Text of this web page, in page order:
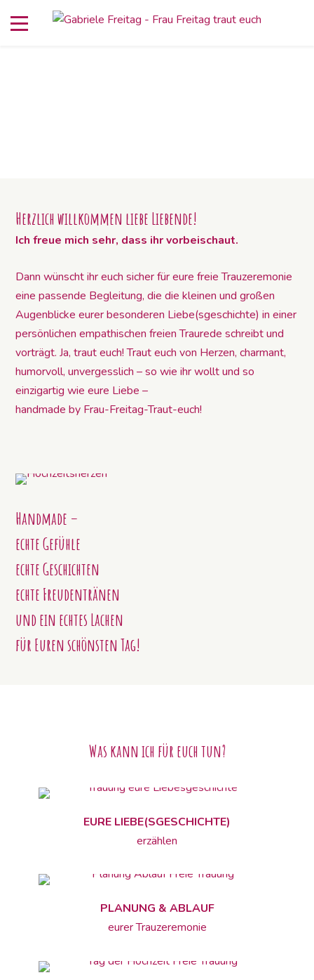
Herzlich willkommen liebe Liebende!
Ich freue mich sehr, dass ihr vorbeischaut.
Dann wünscht ihr euch sicher für eure freie Trauzeremonie
eine passende Begleitung, die die kleinen und großen
Augenblicke eurer besonderen Liebe(sgeschichte) in einer
persönlichen empathischen freien Traurede schreibt und
vorträgt. Ja, traut euch! Traut euch von Herzen, charmant,
humorvoll, unvergesslich – so wie ihr wollt und so
einzigartig wie eure Liebe –
handmade by Frau-Freitag-Traut-euch!
Handmade –
echte Gefühle
echte Geschichten
echte Freudentränen
und ein echtes Lachen
für Euren schönsten Tag!
Was kann ich für euch tun?
EURE LIEBE(SGESCHICHTE)
erzählen
PLANUNG & ABLAUF
eurer Trauzeremonie